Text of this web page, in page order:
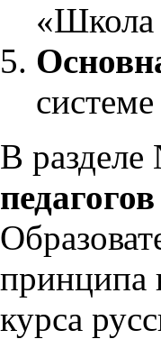
«Школа
В
педагогов
принципа
курса